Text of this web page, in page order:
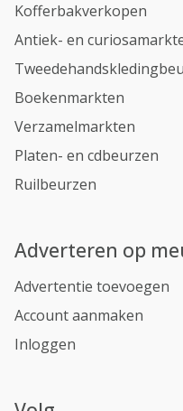
Kofferbakverkopen
Antiek- en
Boekenmarkten
Verzamelmarkten
Platen- en cdbeurzen
Ruilbeurzen
Adverteren op
Advertentie toevoegen
Account aanmaken
Inloggen